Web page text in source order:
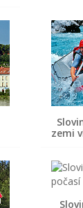
zemi